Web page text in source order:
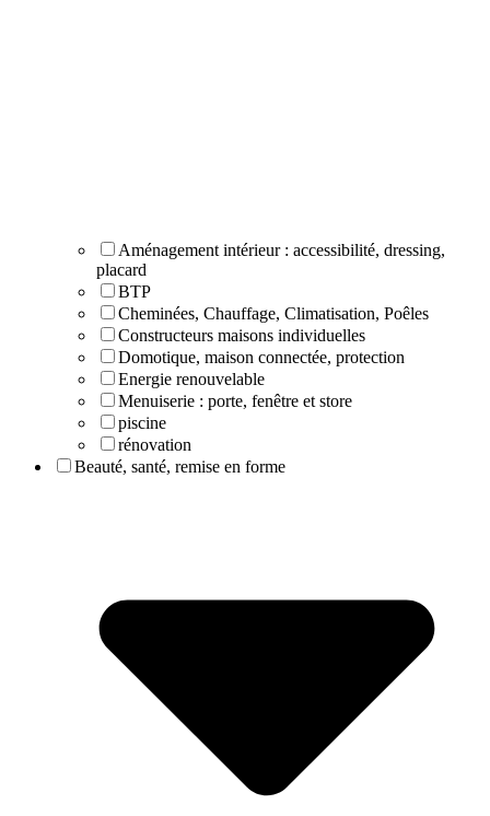
Aménagement intérieur : accessibilité, dressing,
placard
BTP
Cheminées, Chauffage, Climatisation, Poêles
Constructeurs maisons individuelles
Domotique, maison connectée, protection
Energie renouvelable
Menuiserie : porte, fenêtre et store
piscine
rénovation
Beauté, santé, remise en forme